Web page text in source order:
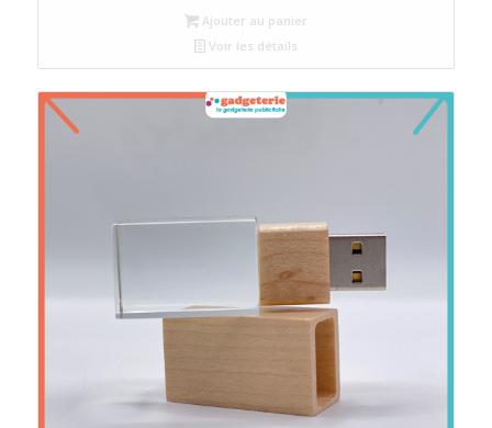
Ajouter au panier
Voir les détails